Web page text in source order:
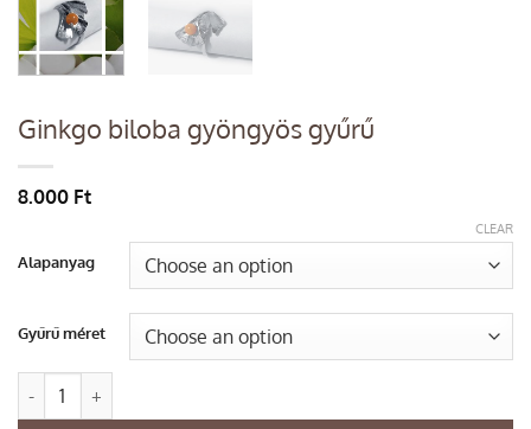
Ginkgo biloba gyöngyös gyűrű
8.000 Ft
Alapanyag
Gyűrű méret
CLEAR
Ginkgo biloba gyöngyös gyűrű quantity